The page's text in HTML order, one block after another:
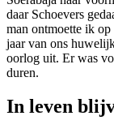
daar Schoevers
man ontmoette ik
jaar van ons
oorlog uit. Er was
duren.
In leven